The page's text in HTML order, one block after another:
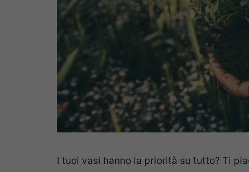
I tuoi vasi hanno la priorità su tutto? Ti